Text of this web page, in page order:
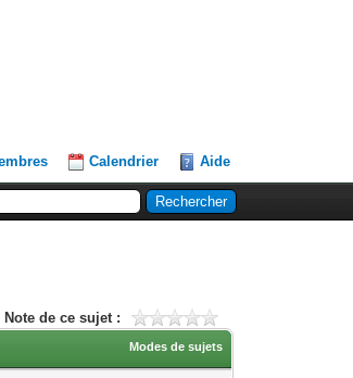
Calendrier Aide
Note de ce sujet :
Modes de sujets